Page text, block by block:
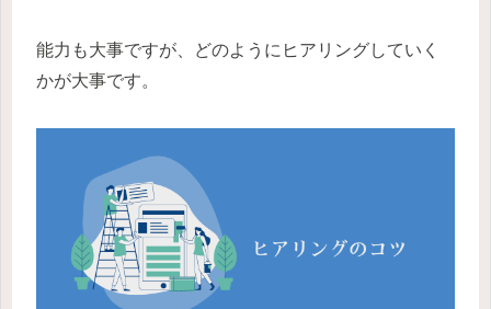
能力も大事ですが、どのようにヒアリングしていく
かが大事です。